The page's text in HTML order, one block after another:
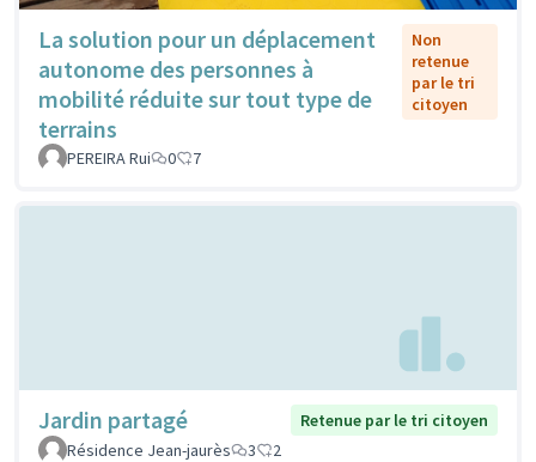
La solution pour un déplacement
autonome des personnes à
mobilité réduite sur tout type de
terrains
Non
retenue
par le tri
citoyen
PEREIRA Rui 0 7
Jardin partagé
Retenue par le tri citoyen
Résidence Jean-jaurès
3 2